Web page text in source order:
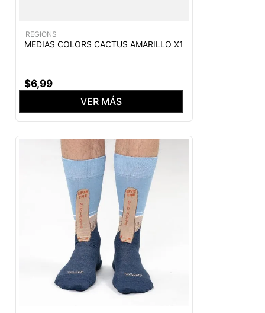
REGIONS
MEDIAS COLORS CACTUS AMARILLO X1
$6,99
VER MÁS